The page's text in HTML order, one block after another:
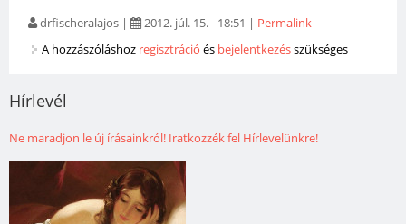
drfischeralajos | 2012. júl. 15. - 18:51 | Permalink
A hozzászóláshoz regisztráció és bejelentkezésszükséges
Hírlevél
Ne maradjon le új írásainkról! Iratkozzék fel Hírlevelünkre!